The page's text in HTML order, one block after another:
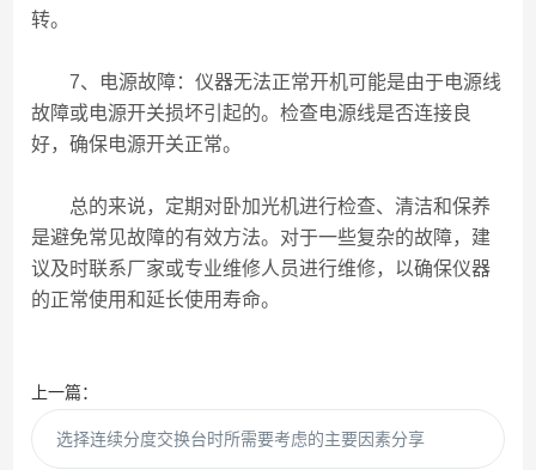
转。
7、电源故障：仪器无法正常开机可能是由于电源线
故障或电源开关损坏引起的。检查电源线是否连接良
好，确保电源开关正常。
总的来说，定期对卧加光机进行检查、清洁和保养
是避免常见故障的有效方法。对于一些复杂的故障，建
议及时联系厂家或专业维修人员进行维修，以确保仪器
的正常使用和延长使用寿命。
上一篇：
选择连续分度交换台时所需要考虑的主要因素分享